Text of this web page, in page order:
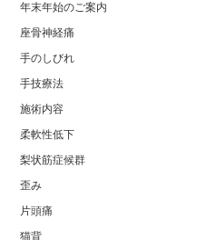
年末年始のご案内
座骨神経痛
手のしびれ
手技療法
施術内容
柔軟性低下
梨状筋症候群
歪み
片頭痛
猫背